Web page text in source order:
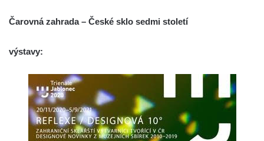
Čarovná zahrada – České sklo sedmi století
výstavy: